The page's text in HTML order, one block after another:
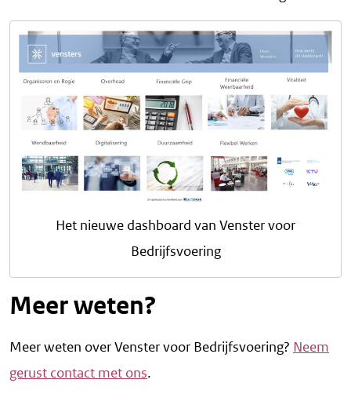
Het nieuwe dashboard van Venster voor
Bedrijfsvoering
Meer weten?
Meer weten over Venster voor Bedrijfsvoering? Neem
gerust contact met ons.